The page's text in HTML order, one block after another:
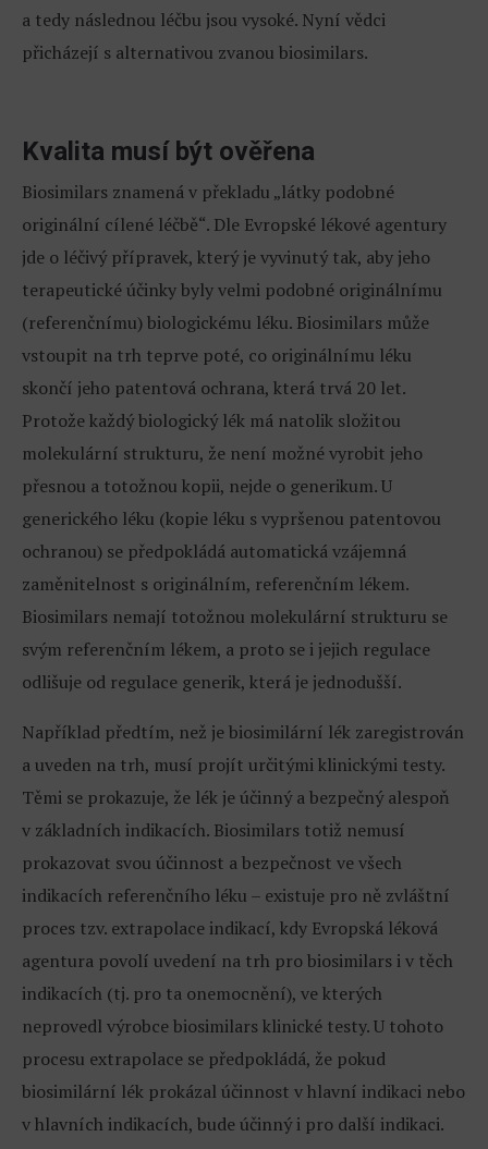
a tedy následnou léčbu jsou vysoké. Nyní vědci
přicházejí s alternativou zvanou biosimilars.
Kvalita musí být ověřena
Biosimilars znamená v překladu „látky podobné
originální cílené léčbě“. Dle Evropské lékové agentury
jde o léčivý přípravek, který je vyvinutý tak, aby jeho
terapeutické účinky byly velmi podobné originálnímu
(referenčnímu) biologickému léku. Biosimilars může
vstoupit na trh teprve poté, co originálnímu léku
skončí jeho patentová ochrana, která trvá 20 let.
Protože každý biologický lék má natolik složitou
molekulární strukturu, že není možné vyrobit jeho
přesnou a totožnou kopii, nejde o generikum. U
generického léku (kopie léku s vypršenou patentovou
ochranou) se předpokládá automatická vzájemná
zaměnitelnost s originálním, referenčním lékem.
Biosimilars nemají totožnou molekulární strukturu se
svým referenčním lékem, a proto se i jejich regulace
odlišuje od regulace generik, která je jednodušší.
Například předtím, než je biosimilární lék zaregistrován
a uveden na trh, musí projít určitými klinickými testy.
Těmi se prokazuje, že lék je účinný a bezpečný alespoň
v základních indikacích. Biosimilars totiž nemusí
prokazovat svou účinnost a bezpečnost ve všech
indikacích referenčního léku – existuje pro ně zvláštní
proces tzv. extrapolace indikací, kdy Evropská léková
agentura povolí uvedení na trh pro biosimilars i v těch
indikacích (tj. pro ta onemocnění), ve kterých
neprovedl výrobce biosimilars klinické testy. U tohoto
procesu extrapolace se předpokládá, že pokud
biosimilární lék prokázal účinnost v hlavní indikaci nebo
v hlavních indikacích, bude účinný i pro další indikaci.